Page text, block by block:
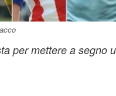
per mettere a segno